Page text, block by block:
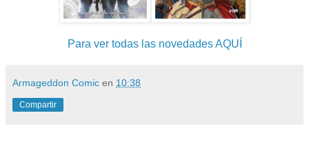
Para ver todas las novedades AQUÍ
Armageddon Comic en 10:38
Compartir